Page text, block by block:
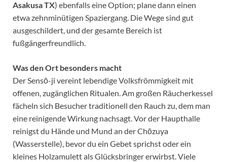
Asakusa TX) ebenfalls eine Option; plane dann einen
etwa zehnminütigen Spaziergang. Die Wege sind gut
ausgeschildert, und der gesamte Bereich ist
fußgängerfreundlich.
Was den Ort besonders macht
Der Sensō-ji vereint lebendige Volksfrömmigkeit mit
offenen, zugänglichen Ritualen. Am großen Räucherkessel
fächeln sich Besucher traditionell den Rauch zu, dem man
eine reinigende Wirkung nachsagt. Vor der Haupthalle
reinigst du Hände und Mund an der Chōzuya
(Wasserstelle), bevor du ein Gebet sprichst oder ein
kleines Holzamulett als Glücksbringer erwirbst. Viele